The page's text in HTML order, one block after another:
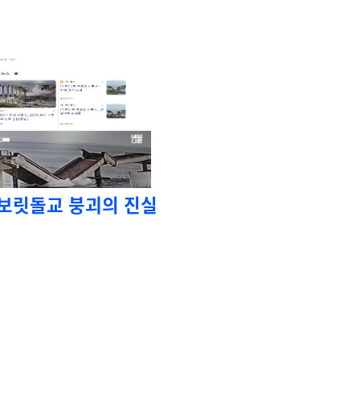
릿돌교 붕괴의 진실